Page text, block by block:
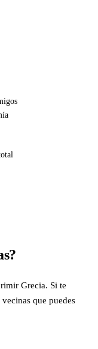
Grecia. Si te
que puedes